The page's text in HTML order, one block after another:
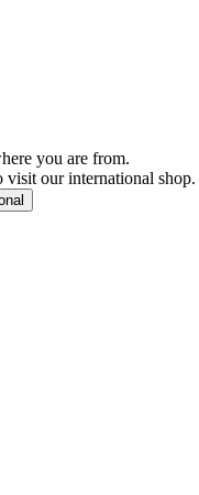
you are from.
visit our international shop.